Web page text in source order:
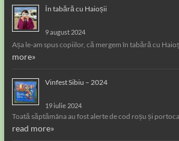
În tabără cu Haioșii
9 august 2024
Așa le-am spus copiilor, că mergem în tabără cu
more»
Vinfest Sibiu – 2024
19 iulie 2024
Toată săptămâna au fost alerte de cod roșu și
read more»